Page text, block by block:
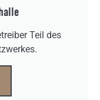
Teil des